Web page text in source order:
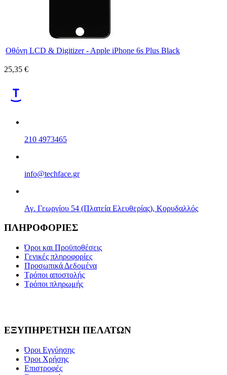
Οθόνη LCD & Digitizer - Apple iPhone 6s Plus Black
25,35 €
210 4973465
info@techface.gr
Αγ. Γεωργίου 54 (Πλατεία Ελευθερίας), Κορυδαλλός
ΠΛΗΡΟΦΟΡΙΕΣ
Όροι και Προϋποθέσεις
Γενικές πληροφορίες
Προσωπικά Δεδομένα
Τρόποι αποστολής
Τρόποι πληρωμής
ΕΞΥΠΗΡΕΤΗΣΗ ΠΕΛΑΤΩΝ
Όροι Εγγύησης
Όροι Χρήσης
Επιστροφές